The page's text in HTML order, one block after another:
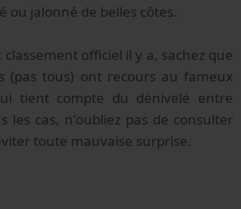
ou jalonné de belles côtes.
classement officiel il y a, sachez que
(pas tous) ont recours au fameux
tient compte du dénivelé entre
les cas, n'oubliez pas de consulter
toute mauvaise surprise.